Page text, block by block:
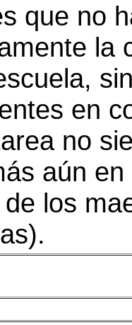
que no
la
en
no
aún
los